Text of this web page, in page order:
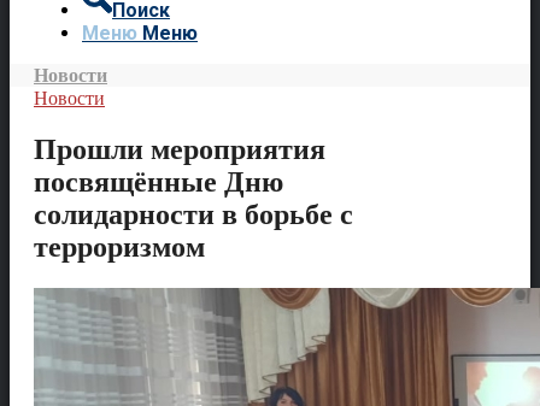
Поиск
Меню Меню
Новости
Новости
Прошли мероприятия
посвящённые Дню
солидарности в борьбе с
терроризмом